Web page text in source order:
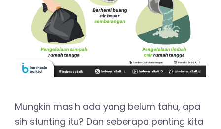
Mungkin masih ada yang belum tahu, apa
sih stunting itu? Dan seberapa penting kita